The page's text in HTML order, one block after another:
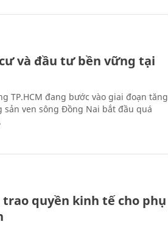
và đầu tư bền vững tại
TP.HCM đang bước vào giai đoạn tăng
ven sông Đồng Nai bắt đầu quá
quyền kinh tế cho phụ